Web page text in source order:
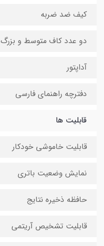
کیف ضد ضربه
دو عدد کاف متوسط و بزرگ
آداپتور
دفترچه راهنمای فارسی
قابلیت ها
قابلیت خاموشی خودکار
نمایش وضعیت باتری
حافظه ذخیره نتایج
قابلیت تشخیص آریتمی